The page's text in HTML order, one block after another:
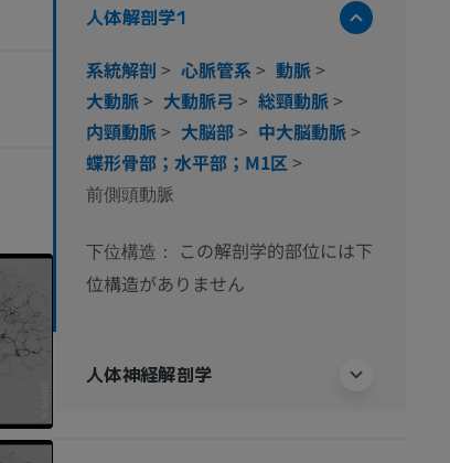
人体解剖学1
系統解剖 > 心脈管系> 動脈>
大動脈> 大動脈弓 > 総頸動脈>
内頸動脈> 大脳部> 中大脳動脈>
蝶形骨部；水平部；M1区 >
前側頭動脈
下位構造：
この解剖学的部位には下
位構造がありません
人体神経解剖学